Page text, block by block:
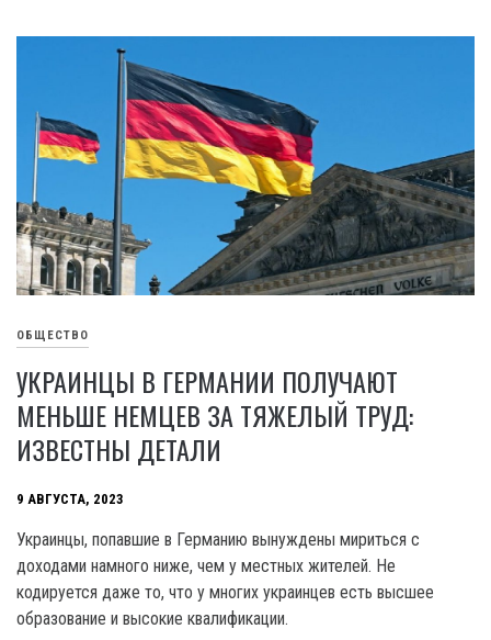
ОБЩЕСТВО
УКРАИНЦЫ В ГЕРМАНИИ ПОЛУЧАЮТ
МЕНЬШЕ НЕМЦЕВ ЗА ТЯЖЕЛЫЙ ТРУД:
ИЗВЕСТНЫ ДЕТАЛИ
9 АВГУСТА, 2023
Украинцы, попавшие в Германию вынуждены мириться с
доходами намного ниже, чем у местных жителей. Не
кодируется даже то, что у многих украинцев есть высшее
образование и высокие квалификации.